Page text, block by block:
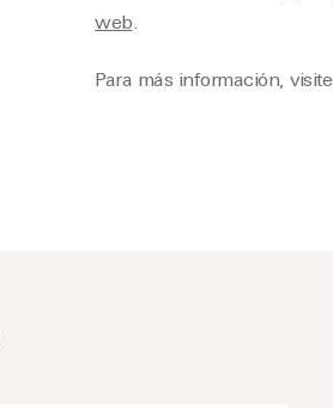
web.
Para más información, visite